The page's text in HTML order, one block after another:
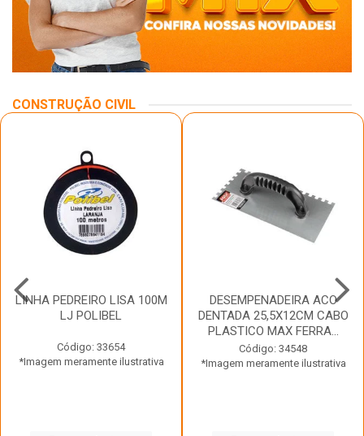
CONSTRUÇÃO CIVIL
LINHA PEDREIRO LISA 100M
LJ POLIBEL
Código: 33654
*Imagem meramente ilustrativa
DESEMPENADEIRA ACO
DENTADA 25,5X12CM CABO
PLASTICO MAX FERRA...
Código: 34548
*Imagem meramente ilustrativa